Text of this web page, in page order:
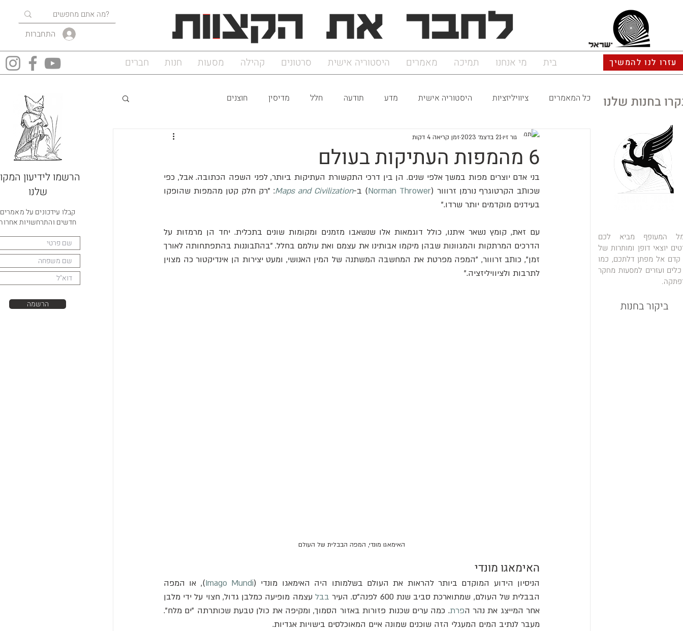
התחברות
ישראל
עזרו לנו להמשיך בית מי אנחנו תמיכה מאמרים היסטוריה אישית סרטונים קהילה מסעות חנות חברים
הרשמו לידיעון
שלנו
קבלו עידכונים על מאמרים
חדשים והתרחשויות
הרשמה
כל המאמרים ציוויליזציות היסטוריה אישית מדע תודעה חלל מדיסין חוצנים
6 מהמפות העתיקות בעולם
גור זיו21 בדצמ׳ 2023 זמן קריאה 4 דקות
שכותב הקרטוגרף נורמן זרווור (Norman Thrower) ב-Maps and Civilization
בעידנים מוקדמים יותר שרדו."
לתרבות ולציוויליזציה."
האימאגו מונדי, המפה הבבלית של העולם
האימאגו מונדי
הניסיון הידוע המוקדם ביותר להראות את העולם בשלמותו היה האימאגו מונדי (Imago Mundi
הבבלית של העולם, שמתוארכת סביב שנת 600 לפנה"ס. העיר
בבל
אחר המייצג את נהר הפרת
מעבר לנתיב המים המעגלי הזה שוכנים שמונה איים המאוכלסים בישויות אגדיות.
בחנות שלנו
המעופף מביא לכם
יוצאי דופן ומותרות של
קדם אל מפתן דלתכם, כמו
ועזרים למסעות מחקר
ביקור בחנות